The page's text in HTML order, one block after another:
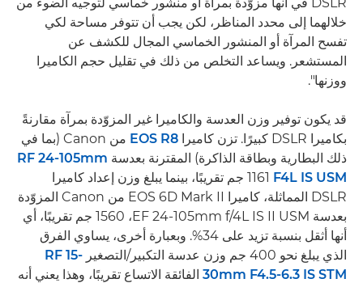
خلالهما إلى محدد المناظر، لكن يجب أن تتوفر مساحة لكي
تفسح المرآة أو المنشور الخماسي المجال للكشف عن
المستشعر. ويساعد التخلص من ذلك في تقليل حجم الكاميرا
ووزنها".
قد يكون توفير وزن العدسة والكاميرا غير المزوّدة بمرآة مقارنةً
بكاميرا DSLR كبيرًا. تزن كاميرا
EOS R8
من Canon (بما في
ذلك البطارية وبطاقة الذاكرة) المقترنة بعدسة RF 24-105mm
F4L IS USM
‏1161 جم تقريبًا، بينما يبلغ وزن إعداد كاميرا
DSLR المماثلة، كاميرا EOS 6D Mark II من Canon المزوّدة
بعدسة EF 24-105mm f/4L IS II USM، ‏1560 جم تقريبًا، أي
أنها أثقل بنسبة تزيد على 34%. وبعبارة أخرى، يساوي الفرق
الذي يبلغ نحو 400 جم وزن عدسة التكبير/التصغير
RF 15-
30mm F4.5-6.3 IS STM الفائقة الاتساع تقريبًا، وهذا يعني أنه